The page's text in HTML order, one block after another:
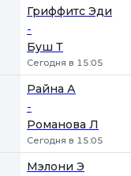
Гриффитс Эди
-
Буш Т
Сегодня в 15:05
Райна А
-
Романова Л
Сегодня в 15:05
Мэлони Э